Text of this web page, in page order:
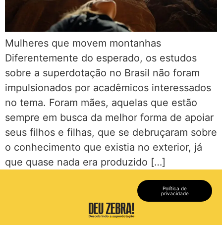
Mulheres que movem montanhas
Diferentemente do esperado, os estudos
sobre a superdotação no Brasil não foram
impulsionados por acadêmicos interessados
no tema. Foram mães, aquelas que estão
sempre em busca da melhor forma de apoiar
seus filhos e filhas, que se debruçaram sobre
o conhecimento que existia no exterior, já
que quase nada era produzido […]
Política de
privacidade